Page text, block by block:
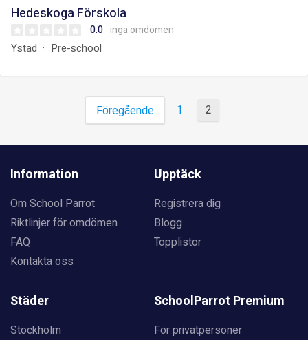
Hedeskoga Förskola
0.0 inga omdömen
Ystad Pre-school
Föregående 1 2
Information
Om School Parrot
Riktlinjer för omdömen
FAQ
Kontakta oss
Upptäck
Registrera dig
Blogg
Topplistor
Städer
Stockholm
SchoolParrot Premium
För privatpersoner